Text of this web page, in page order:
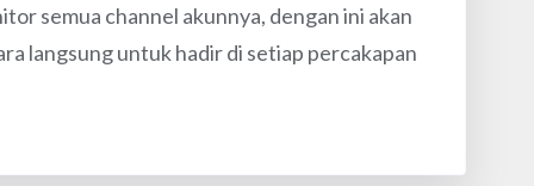
semua channel akunnya, dengan ini akan
langsung untuk hadir di setiap percakapan